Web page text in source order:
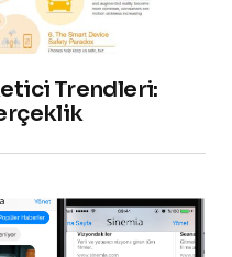
Trendleri: